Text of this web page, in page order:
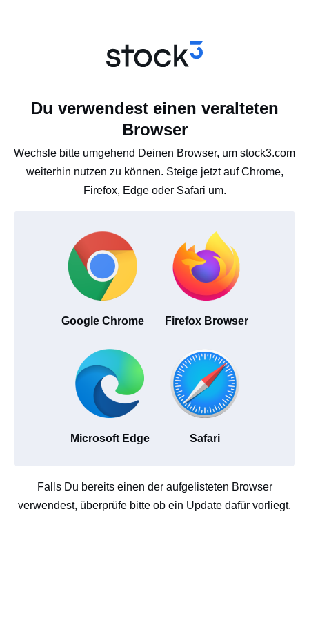
Du verwendest einen veralteten
Browser
Wechsle bitte umgehend Deinen Browser, um stock3.com
weiterhin nutzen zu können. Steige jetzt auf Chrome,
Firefox, Edge oder Safari um.
Google Chrome Firefox Browser
Microsoft Edge Safari
Falls Du bereits einen der aufgelisteten Browser
verwendest, überprüfe bitte ob ein Update dafür vorliegt.